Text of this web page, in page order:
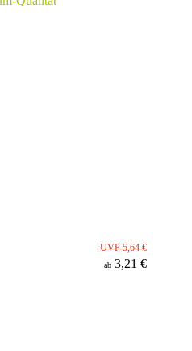
UVP 5,64 €
ab 3,21 €